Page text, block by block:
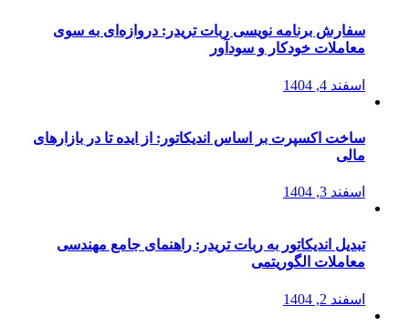
سفارش برنامه نویسی ربات تریدر: دروازه‌ای به سوی
معاملات خودکار و سودآور
اسفند 4, 1404
ساخت اکسپرت بر اساس اندیکاتور: از ایده تا در بازارهای
مالی
اسفند 3, 1404
تبدیل اندیکاتور به ربات تریدر: راهنمای جامع مهندسی
معاملات الگوریتمی
اسفند 2, 1404